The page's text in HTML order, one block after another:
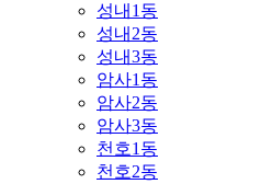
성내1동
성내2동
성내3동
암사1동
암사2동
암사3동
천호1동
천호2동